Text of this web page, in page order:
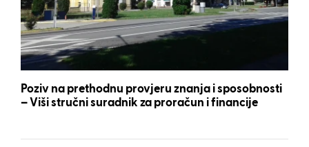
Poziv na prethodnu provjeru znanja i sposobnosti
– Viši stručni suradnik za proračun i financije